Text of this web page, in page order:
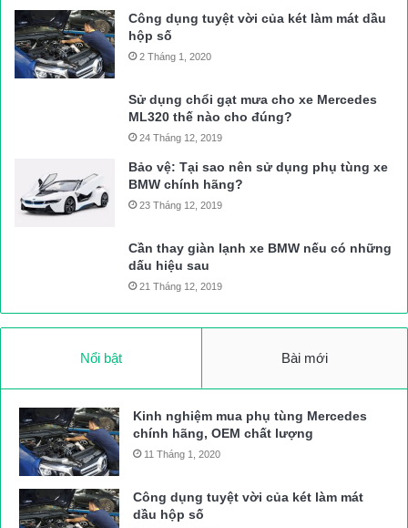
Công dụng tuyệt vời của két làm mát dầu
hộp số
2 Tháng 1, 2020
Sử dụng chổi gạt mưa cho xe Mercedes
ML320 thế nào cho đúng?
24 Tháng 12, 2019
Bảo vệ: Tại sao nên sử dụng phụ tùng xe
BMW chính hãng?
23 Tháng 12, 2019
Cần thay giàn lạnh xe BMW nếu có những
dấu hiệu sau
21 Tháng 12, 2019
Nổi bật Bài mới
Kinh nghiệm mua phụ tùng Mercedes
chính hãng, OEM chất lượng
11 Tháng 1, 2020
Công dụng tuyệt vời của két làm mát
dầu hộp số